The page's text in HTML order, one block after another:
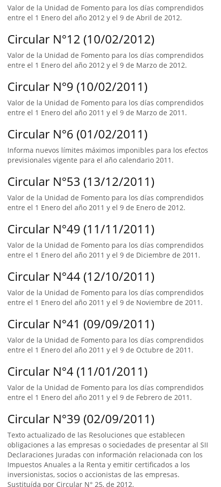
Valor de la Unidad de Fomento para los días comprendidos
entre el 1 Enero del año 2012 y el 9 de Abril de 2012.
Circular N°12 (10/02/2012)
Valor de la Unidad de Fomento para los días comprendidos
entre el 1 Enero del año 2012 y el 9 de Marzo de 2012.
Circular N°9 (10/02/2011)
Valor de la Unidad de Fomento para los días comprendidos
entre el 1 Enero del año 2011 y el 9 de Marzo de 2011.
Circular N°6 (01/02/2011)
Informa nuevos límites máximos imponibles para los efectos
previsionales vigente para el año calendario 2011.
Circular N°53 (13/12/2011)
Valor de la Unidad de Fomento para los días comprendidos
entre el 1 Enero del año 2011 y el 9 de Enero de 2012.
Circular N°49 (11/11/2011)
Valor de la Unidad de Fomento para los días comprendidos
entre el 1 Enero del año 2011 y el 9 de Diciembre de 2011.
Circular N°44 (12/10/2011)
Valor de la Unidad de Fomento para los días comprendidos
entre el 1 Enero del año 2011 y el 9 de Noviembre de 2011.
Circular N°41 (09/09/2011)
Valor de la Unidad de Fomento para los días comprendidos
entre el 1 Enero del año 2011 y el 9 de Octubre de 2011.
Circular N°4 (11/01/2011)
Valor de la Unidad de Fomento para los días comprendidos
entre el 1 Enero del año 2011 y el 9 de Febrero de 2011.
Circular N°39 (02/09/2011)
Texto actualizado de las Resoluciones que establecen
obligaciones a las empresas o sociedades de presentar al SII
Declaraciones Juradas con información relacionada con los
Impuestos Anuales a la Renta y emitir certificados a los
inversionistas, socios o accionistas de las empresas.
Sustituída por Circular N° 25, de 2012.